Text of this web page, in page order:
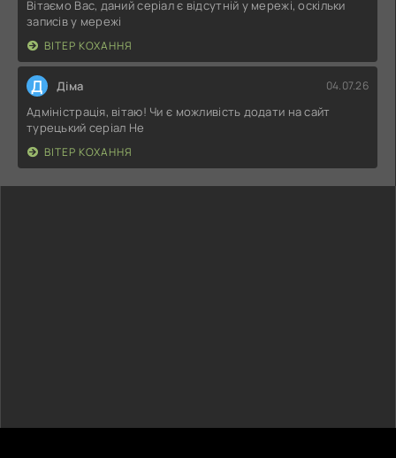
Вітаємо Вас, даний серіал є відсутній у мережі, оскільки
записів у мережі
ВІТЕР КОХАННЯ
Д Діма 04.07.26
Адміністрація, вітаю! Чи є можливість додати на сайт
турецький серіал Не
ВІТЕР КОХАННЯ